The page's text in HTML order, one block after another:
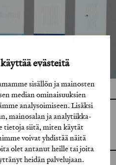
evästeitä
sisällön ja mainosten
median ominaisuuksien
analysoimiseen. Lisäksi
mainosalan ja analytiikka-
tietoja siitä, miten käytät
voivat yhdistää näitä
olet antanut heille tai joita
heidän palvelujaan.
/ tahot:
GRAFIA RY
GRAFIA(AT)GRAFIA.FI
UUDENMAANKATU 11 B 9,